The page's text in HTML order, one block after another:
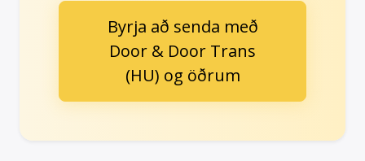
Byrja að senda með
Door & Door Trans
(HU) og öðrum